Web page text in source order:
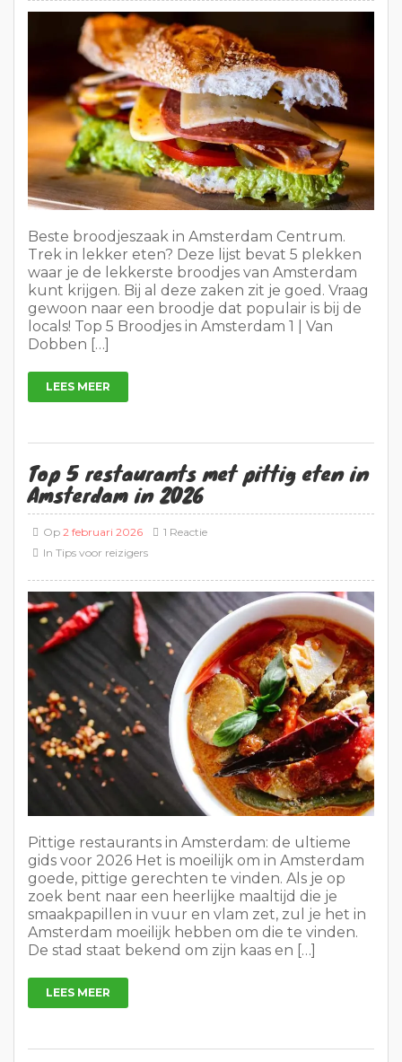
Beste broodjeszaak in Amsterdam Centrum.
Trek in lekker eten? Deze lijst bevat 5 plekken
waar je de lekkerste broodjes van Amsterdam
kunt krijgen. Bij al deze zaken zit je goed. Vraag
gewoon naar een broodje dat populair is bij de
locals! Top 5 Broodjes in Amsterdam 1 | Van
Dobben […]
LEES MEER
Top 5 restaurants met pittig eten in
Amsterdam in 2026
Op 2 februari 2026
In Tips voor reizigers
1 Reactie
Pittige restaurants in Amsterdam: de ultieme
gids voor 2026 Het is moeilijk om in Amsterdam
goede, pittige gerechten te vinden. Als je op
zoek bent naar een heerlijke maaltijd die je
smaakpapillen in vuur en vlam zet, zul je het in
Amsterdam moeilijk hebben om die te vinden.
De stad staat bekend om zijn kaas en […]
LEES MEER